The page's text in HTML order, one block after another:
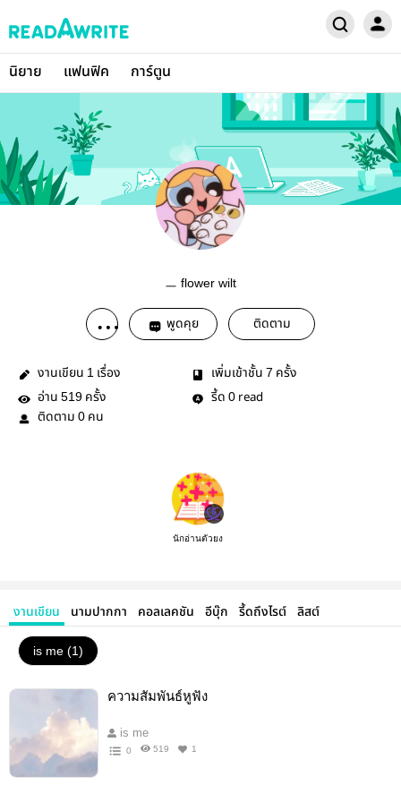
นิยาย แฟนฟิค การ์ตูน
ㅡ flower wilt
พูดคุย ติดตาม
งานเขียน 1 เรื่อง เพิ่มเข้าชั้น 7 ครั้ง
อ่าน 519 ครั้ง รี้ด 0 read
ติดตาม 0 คน
นักอ่านตัวยง
งานเขียน นามปากกา คอลเลคชัน อีบุ๊ก รี้ดถึงไรต์ ลิสต์
is me (1)
ความสัมพันธ์หูฟัง
is me
0 519 1